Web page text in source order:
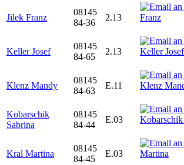
Jilek Franz
08145
84-36
2.13
Keller Josef
08145
84-65
2.13
Klenz Mandy
08145
84-63
E.11
Kobarschik
Sabrina
08145
84-44
E.03
Kral Martina
08145
84-45
E.03